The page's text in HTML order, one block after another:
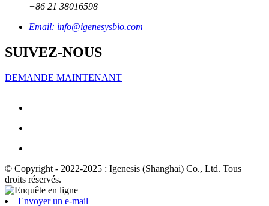
+86 21 38016598
Email: info@igenesysbio.com
SUIVEZ-NOUS
DEMANDE MAINTENANT
© Copyright - 2022-2025 : Igenesis (Shanghai) Co., Ltd. Tous
droits réservés.
Envoyer un e-mail